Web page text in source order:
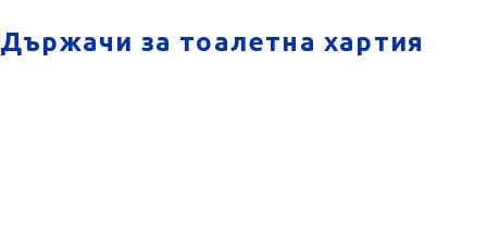
Държачи за тоалетна хартия